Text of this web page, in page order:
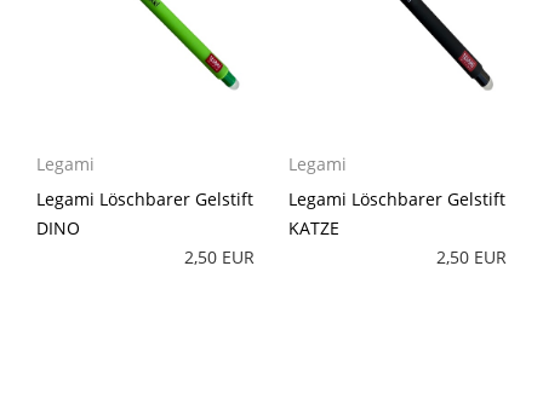
Legami
Legami Löschbarer Gelstift
DINO
2,50 EUR
Legami
Legami Löschbarer Gelstift
KATZE
2,50 EUR